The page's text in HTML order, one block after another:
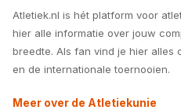
Atletiek.nl is hét platform voor
hier alle informatie over jouw
breedte. Als fan vind je hier alles
en de internationale toernooien.
Meer over de Atletiekunie